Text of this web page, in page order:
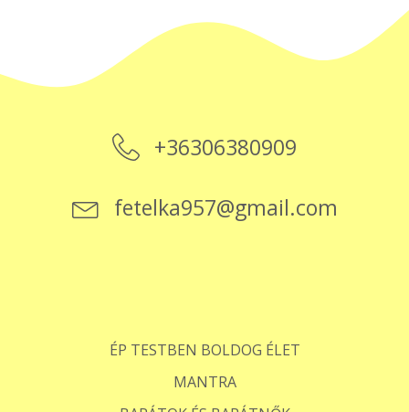
+36306380909
fetelka957@gmail.com
ÉP TESTBEN BOLDOG ÉLET
MANTRA